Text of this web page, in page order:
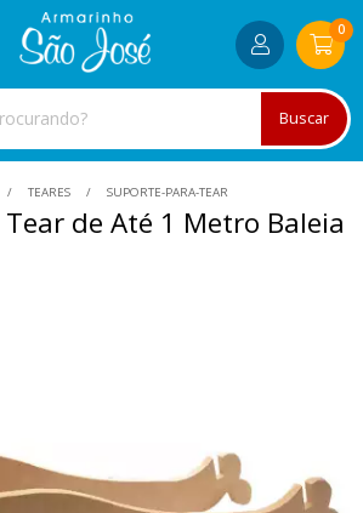
Buscar
0
TEARES SUPORTE-PARA-TEAR
de Até 1 Metro Baleia